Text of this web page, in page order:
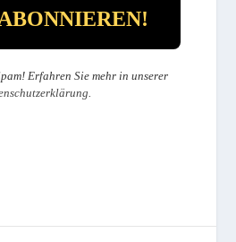
Erfahren Sie mehr in unserer
.